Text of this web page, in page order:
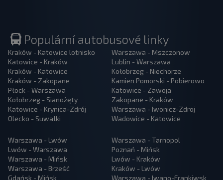
Populární autobusové linky
Kraków - Katowice lotnisko
Katowice - Kraków
Kraków - Katowice
Kraków - Zakopane
Płock - Warszawa
Kołobrzeg - Sianożęty
Katowice - Krynica-Zdrój
Olecko - Suwałki
Warszawa - Mszczonow
Lublin - Warszawa
Kołobrzeg - Niechorze
Kamien Pomorski - Pobierowo
Katowice - Zawoja
Zakopane - Kraków
Warszawa - Iwonicz-Zdroj
Wadowice - Katowice
Warszawa - Lwów
Lwów - Warszawa
Warszawa - Mińsk
Warszawa - Brześć
Gdańsk - Mińsk
Warszawa - Tarnopol
Poznań - Mińsk
Lwów - Kraków
Kraków - Lwów
Warszawa - Iwano-Frankiwsk